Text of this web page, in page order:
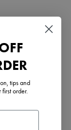
tips and
order.